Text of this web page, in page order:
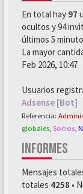
En total hay 97
ocultos y 94
últimos 5
La mayor
Feb 2026, 10:47
Usuarios
Adsense [Bot]
Referencia:
globales Socios
INFORMES
Mensajes
totales 4258 •